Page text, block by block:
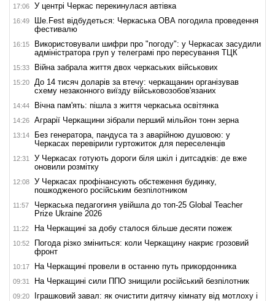
17:06 У центрі Черкас перекинулася автівка
16:49
Ше.Fest відбудеться: Черкаська ОВА погодила проведення
фестивалю
16:15
Використовували шифри про "погоду": у Черкасах засудили
адміністратора груп у телеграмі про пересування ТЦК
15:33 Війна забрала життя двох черкаських військових
15:20
До 14 тисяч доларів за втечу: черкащанин організував
схему незаконного виїзду військовозобов'язаних
14:44 Вічна пам'ять: пішла з життя черкаська освітянка
14:26 Аграрії Черкащини зібрали перший мільйон тонн зерна
13:14
Без генератора, пандуса та з аварійною душовою: у
Черкасах перевірили гуртожиток для переселенців
12:31
У Черкасах готують дороги біля шкіл і дитсадків: де вже
оновили розмітку
12:08
У Черкасах профінансують обстеження будинку,
пошкодженого російським безпілотником
11:57
Черкаська педагогиня увійшла до топ-25 Global Teacher
Prize Ukraine 2026
11:22 На Черкащині за добу сталося більше десяти пожеж
10:52
Погода різко зміниться: коли Черкащину накриє грозовий
фронт
10:17 На Черкащині провели в останню путь прикордонника
09:31 На Черкащині сили ППО знищили російський безпілотник
09:20
Іграшковий завал: як очистити дитячу кімнату від мотлоху і